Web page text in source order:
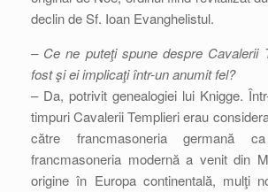
declin de Sf. Ioan Evanghelistul.
– Ce ne puteţi spune despre Cavalerii
fost şi ei implicaţi într-un anumit fel?
– Da, potrivit genealogiei lui Knigge.
timpuri Cavalerii Templieri erau
către francmasoneria germană
francmasoneria modernă a venit din
origine în Europa continentală, mulţi